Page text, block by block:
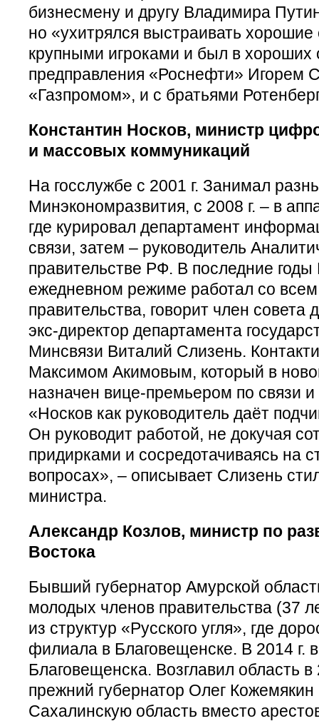
бизнесмену и другу Владимира
но «ухитрялся выстраивать
крупными игроками и был в хороших
предправления «Роснефти» Игорем
«Газпромом», и с братьями
Константин Носков, министр
и массовых коммуникаций
На госслужбе с 2001 г. Занимал
Минэкономразвития, с 2008 г. – в
где курировал департамент
связи, затем – руководитель
правительстве РФ. В последние годы
ежедневном режиме работал со
правительства, говорит член совета
экс-директор департамента
Минсвязи Виталий Слизень.
Максимом Акимовым, который в
назначен вице-премьером по связи
«Носков как руководитель даёт
Он руководит работой, не докучая
придирками и сосредотачиваясь на
вопросах», – описывает Слизень
министра.
Александр Козлов, министр по
Востока
Бывший губернатор Амурской
молодых членов правительства (37
из структур «Русского угля», где
филиала в Благовещенске. В 2014 г.
Благовещенска. Возглавил область в
прежний губернатор Олег Кожемякин
Сахалинскую область вместо